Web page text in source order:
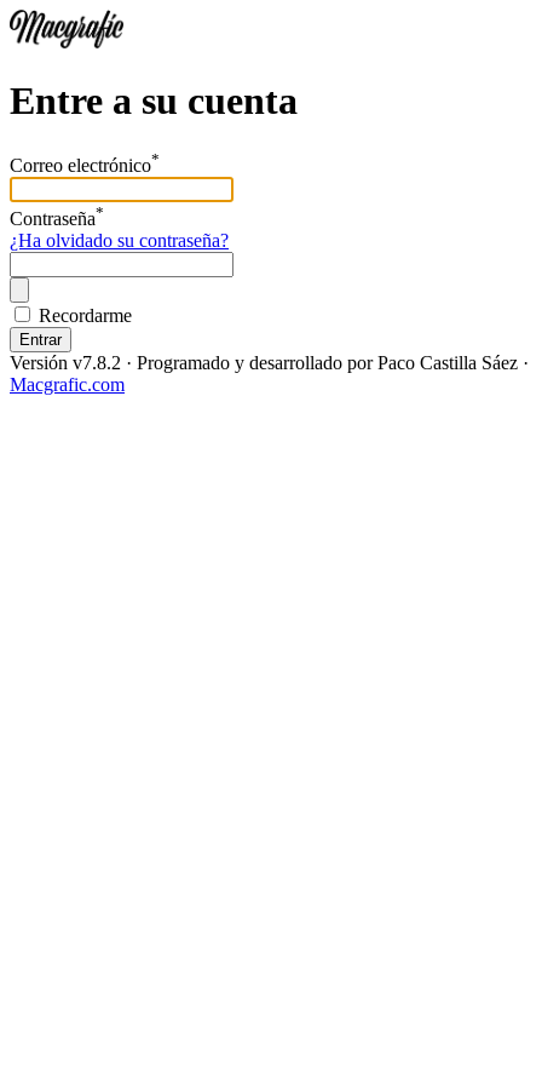
Entre a su cuenta
Correo electrónico*
Contraseña*
¿Ha olvidado su contraseña?
Recordarme
Entrar
Versión v7.8.2 · Programado y desarrollado porPaco Castilla Sáez ·
Macgrafic.com